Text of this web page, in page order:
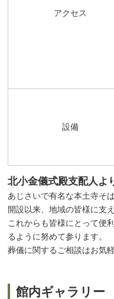
アクセス
設備
北小金儀式殿支配人よ
あじさいで有名な本土寺そ
開設以来、地域の皆様に支
これからも皆様にとって便
るように努めて参ります。
葬儀に関するご相談はお気
館内ギャラリー